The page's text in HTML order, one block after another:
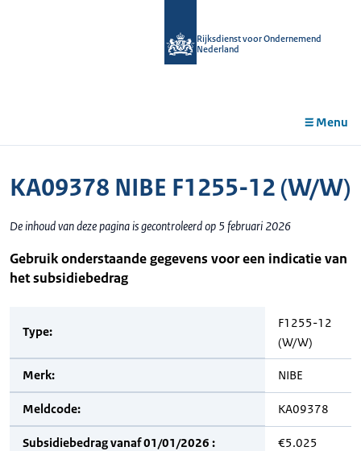
Rijksdienst voor Ondernemend
Nederland
Menu
KA09378 NIBE F1255-12 (W/W)
De inhoud van deze pagina is gecontroleerd op 5 februari 2026
Gebruik onderstaande gegevens voor een indicatie van
het subsidiebedrag
Type:
F1255-12
(W/W)
Merk: NIBE
Meldcode: KA09378
Subsidiebedrag vanaf 01/01/2026 : €5.025